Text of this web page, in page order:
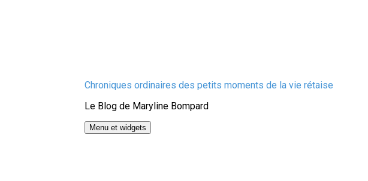
Chroniques ordinaires des petits moments de la vie rétaise
Le Blog de Maryline Bompard
Menu et widgets